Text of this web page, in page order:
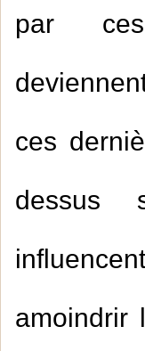
par
ces
amoindrir